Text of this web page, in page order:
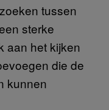
tussen
sterke
aan het kijken
die de
kunnen